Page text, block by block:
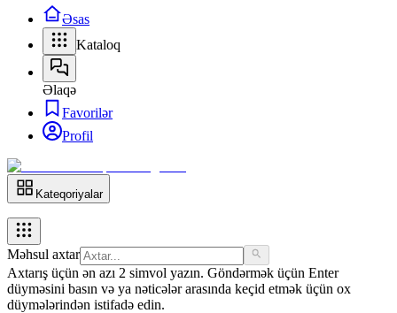
Əsas
Kataloq
Əlaqə
Favorilər
Profil
Kateqoriyalar
Məhsul axtar
Axtarış üçün ən azı 2 simvol yazın. Göndərmək üçün Enter
düyməsini basın və ya nəticələr arasında keçid etmək üçün ox
düymələrindən istifadə edin.